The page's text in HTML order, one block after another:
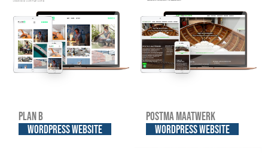
Plan B
WordPress website
Postma Maatwerk
WordPress website